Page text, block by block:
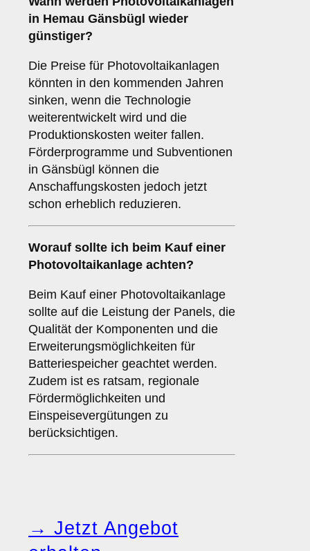
in Hemau Gänsbügl wieder
günstiger?
Die Preise für Photovoltaikanlagen
könnten in den kommenden Jahren
sinken, wenn die Technologie
weiterentwickelt wird und die
Produktionskosten weiter fallen.
Förderprogramme und Subventionen
in Gänsbügl können die
Anschaffungskosten jedoch jetzt
schon erheblich reduzieren.
Worauf sollte ich beim Kauf einer
Photovoltaikanlage achten?
Beim Kauf einer Photovoltaikanlage
sollte auf die Leistung der Panels, die
Qualität der Komponenten und die
Erweiterungsmöglichkeiten für
Batteriespeicher geachtet werden.
Zudem ist es ratsam, regionale
Fördermöglichkeiten und
Einspeisevergütungen zu
berücksichtigen.
→ Jetzt Angebot